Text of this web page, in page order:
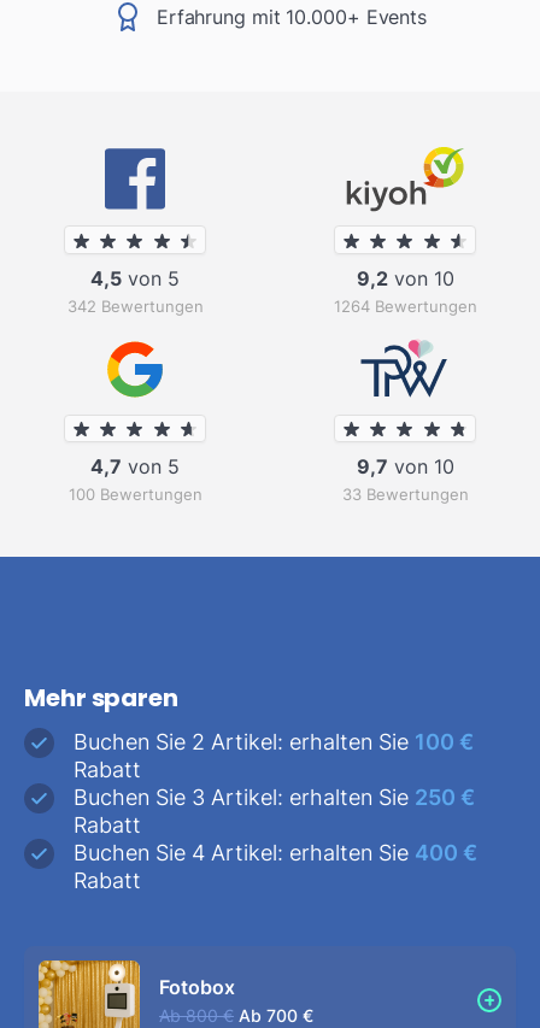
Erfahrung mit 10.000+ Events
4,5 von 5
342 Bewertungen
9,2von 10
1264 Bewertungen
4,7 von 5
100 Bewertungen
9,7 von 10
33 Bewertungen
Mehr sparen
Buchen Sie 2 Artikel: erhalten Sie 100 €
Rabatt
Buchen Sie 3 Artikel: erhalten Sie 250 €
Rabatt
Buchen Sie 4 Artikel: erhalten Sie 400 €
Rabatt
Fotobox
Ab 800 € Ab 700 €